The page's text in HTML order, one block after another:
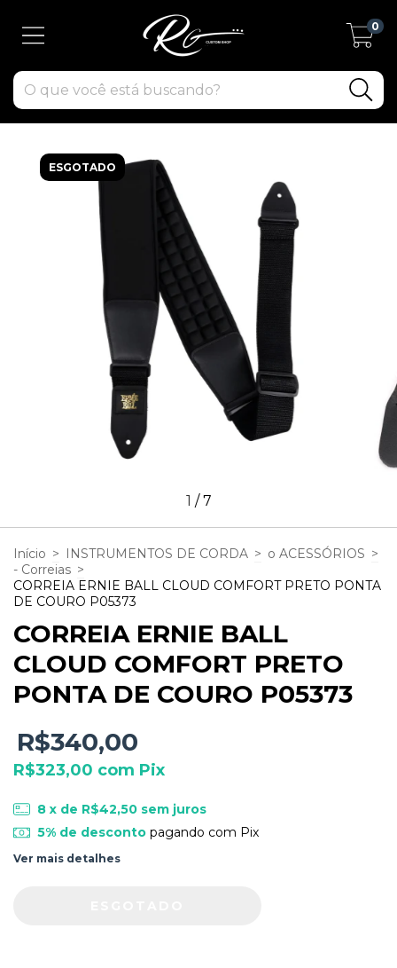
0
ESGOTADO
1 /7
Início > INSTRUMENTOS DE CORDA > o ACESSÓRIOS >
- Correias >
CORREIA ERNIE BALL CLOUD COMFORT PRETO PONTA
DE COURO P05373
CORREIA ERNIE BALL
CLOUD COMFORT PRETO
PONTA DE COURO P05373
R$340,00
R$323,00 com Pix
8 x de R$42,50 sem juros
5% de descontopagando com Pix
Ver mais detalhes